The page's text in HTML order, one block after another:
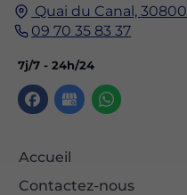
Quai du Canal,30800
09 70 35 83 37
7j/7 - 24h/24
Accueil
Contactez-nous